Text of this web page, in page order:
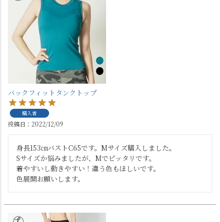
バックフィットタンクトップ
購入者
投稿日 2022/12/09
身長153㎝バストC65です。Mサイズ購入しました。
Sサイズか悩みましたが、Mでピッタリです。
着やすいし動きやすい！違う色もほしいです。
色展開お願いします。